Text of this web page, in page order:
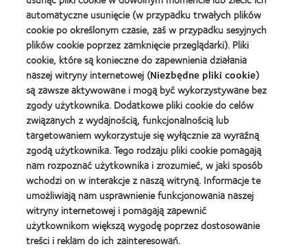
Leaders
2010
i
2012
(2012)
100®
Global
Award
(2012)
Learn
more
about
Lider
kontaktologii
Learn
more
about
Fundacja
Anny
Dymnej
Learn
more
about
BCLA
Industry
Award
Nasze Produkty
Znajdź soczewki dla siebie
automatyczne usunięcie (w przypadku trwałych plików
cookie po określonym czasie, zaś w przypadku sesyjnych
plików cookie poprzez zamknięcie przeglądarki). Pliki
cookie, które są konieczne do zapewnienia działania
naszej witryny internetowej (Niezbędne pliki cookie)
są zawsze aktywowane i mogą być wykorzystywane bez
zgody użytkownika. Dodatkowe pliki cookie do celów
związanych z wydajnością, funkcjonalnością lub
targetowaniem wykorzystuje się wyłącznie za wyraźną
zgodą użytkownika. Tego rodzaju pliki cookie pomagają
nam rozpoznać użytkownika i zrozumieć, w jaki sposób
wchodzi on w interakcje z naszą witryną. Informacje te
umożliwiają nam usprawnienie funkcjonowania naszej
witryny internetowej i pomagają zapewnić
użytkownikom większą wygodę poprzez dostosowanie
treści i reklam do ich zainteresowań.